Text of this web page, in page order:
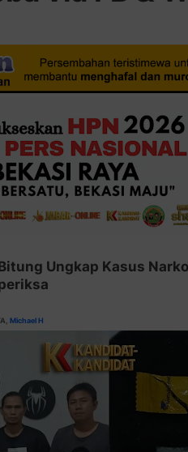
Ungkap Kasus
Michael H